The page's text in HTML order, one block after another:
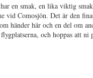
en smak, en lika viktig
vid Comosjön. Det är den
händer här och en del om
och hoppas att